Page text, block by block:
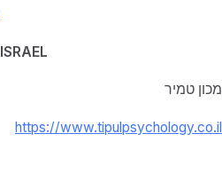
ISRAEL
מכון טמיר
https://www.tipulpsychology.co.il